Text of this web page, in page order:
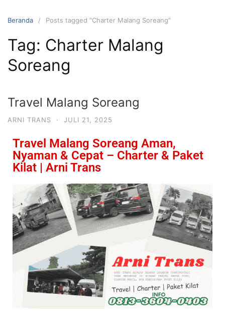
Beranda Posts tagged “Charter Malang Soreang”
Tag: Charter Malang
Soreang
Travel Malang Soreang
ARNI TRANS · JULI 21, 2025
Travel Malang Soreang Aman,
Nyaman & Cepat – Charter & Paket
Kilat | Arni Trans